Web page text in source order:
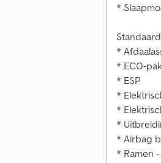
*
*
* ECO-
* ESP
*
*
*
* Airbag
* Ramen